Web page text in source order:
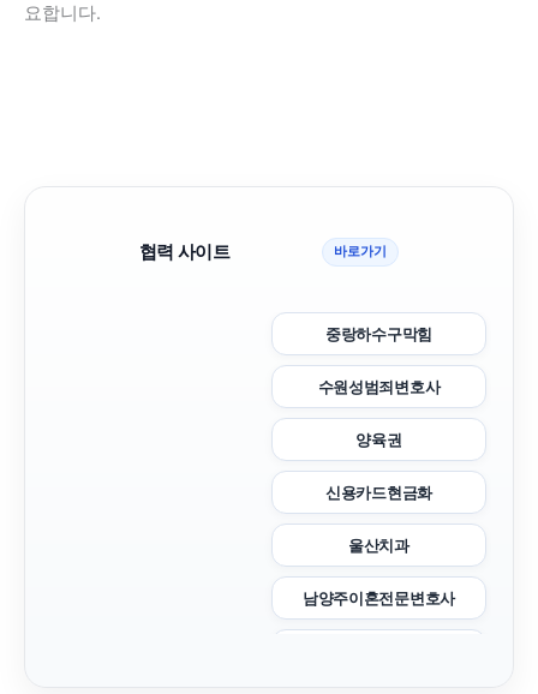
요합니다.
협력 사이트 바로가기
중랑하수구막힘
수원성범죄변호사
양육권
신용카드현금화
울산치과
남양주이혼전문변호사